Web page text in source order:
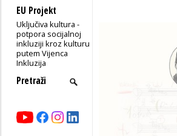
EU Projekt
Uključiva kultura -
potpora socijalnoj
inkluziji kroz kulturu
putem Vijenca
Inkluzija